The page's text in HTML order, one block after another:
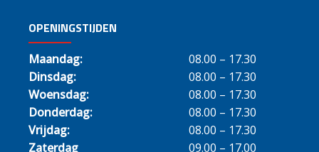
OPENINGSTIJDEN
Maandag:
08.00 – 17.30
Dinsdag:
08.00 – 17.30
Woensdag:
08.00 – 17.30
Donderdag:
08.00 – 17.30
Vrijdag:
08.00 – 17.30
Zaterdag
09.00 – 17.00